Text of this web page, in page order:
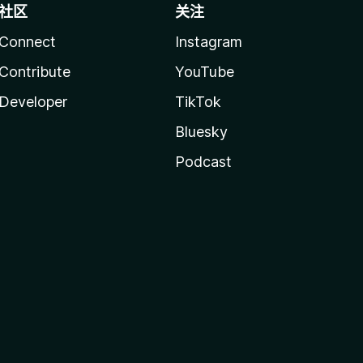
区
关注
Instagram
YouTube
TikTok
Bluesky
Podcast